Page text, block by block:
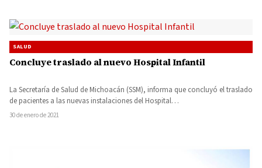
SALUD
Concluye traslado al nuevo Hospital Infantil
La Secretaría de Salud de Michoacán (SSM), informa que concluyó el traslado
de pacientes a las nuevas instalaciones del Hospital…
30 de enero de 2021